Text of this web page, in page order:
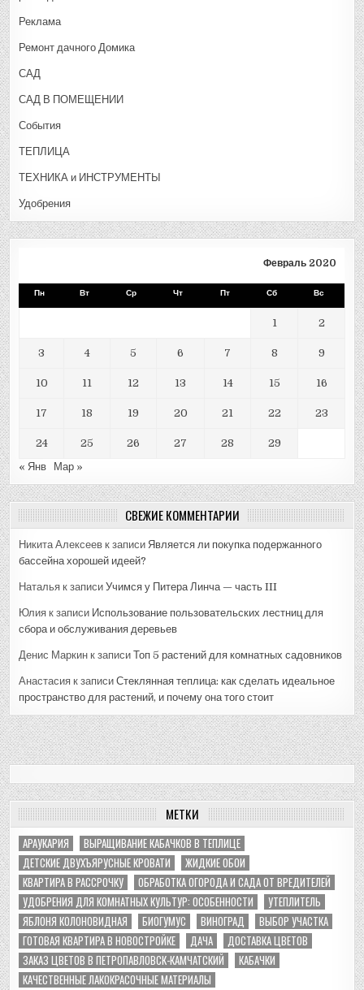
Реклама
Ремонт дачного Домика
САД
САД В ПОМЕЩЕНИИ
События
ТЕПЛИЦА
ТЕХНИКА и ИНСТРУМЕНТЫ
Удобрения
Февраль 2020
Пн Вт Ср Чт Пт Сб Вс
1 2
3 4 5 6 7 8 9
10 11 12 13 14 15 16
17 18 19 20 21 22 23
24 25 26 27 28
29
« Янв
Мар »
СВЕЖИЕ КОММЕНТАРИИ
Никита Алексеев к записиЯвляется ли покупка подержанного
бассейна хорошей идеей?
Наталья к записиУчимся у Питера Линча — часть III
Юлия к записи Использование пользовательских лестниц для
сбора и обслуживания деревьев
Денис Маркин к записиТоп 5 растений для комнатных садовников
Анастасия к записиСтеклянная теплица: как сделать идеальное
пространство для растений, и почему она того стоит
МЕТКИ
АРАУКАРИЯ
ВЫРАЩИВАНИЕ КАБАЧКОВ В ТЕПЛИЦЕ
ДЕТСКИЕ ДВУХЪЯРУСНЫЕ КРОВАТИ
ЖИДКИЕ ОБОИ
КВАРТИРА В РАССРОЧКУ
ОБРАБОТКА ОГОРОДА И САДА ОТ ВРЕДИТЕЛЕЙ
УДОБРЕНИЯ ДЛЯ КОМНАТНЫХ КУЛЬТУР: ОСОБЕННОСТИ
УТЕПЛИТЕЛЬ
ЯБЛОНЯ КОЛОНОВИДНАЯ
БИОГУМУС ВИНОГРАД
ВЫБОР УЧАСТКА
ГОТОВАЯ КВАРТИРА В НОВОСТРОЙКЕ
ДАЧА
ДОСТАВКА ЦВЕТОВ
ЗАКАЗ ЦВЕТОВ В ПЕТРОПАВЛОВСК-КАМЧАТСКИЙ
КАБАЧКИ
КАЧЕСТВЕННЫЕ ЛАКОКРАСОЧНЫЕ МАТЕРИАЛЫ